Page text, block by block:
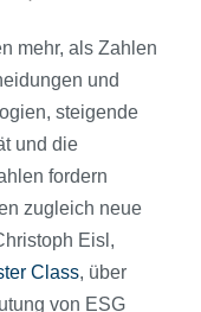
mehr, als Zahlen
und
steigende
und die
fordern
zugleich neue
Eisl,
Class, über
von ESG